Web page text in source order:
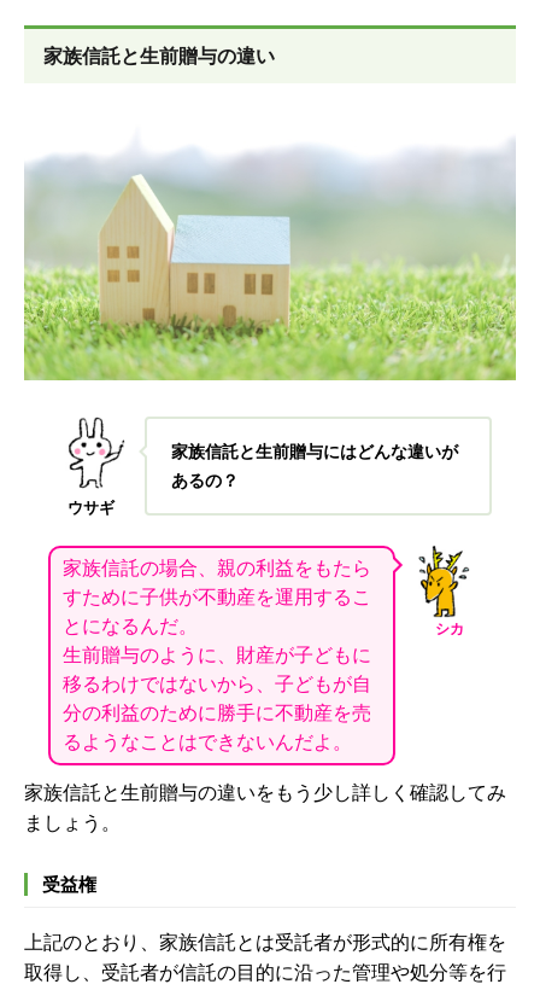
家族信託と生前贈与の違い
ウサギ
家族信託と生前贈与にはどんな違いが
あるの？
シカ
家族信託の場合、親の利益をもたら
すために子供が不動産を運用するこ
とになるんだ。
生前贈与のように、財産が子どもに
移るわけではないから、子どもが自
分の利益のために勝手に不動産を売
るようなことはできないんだよ。
家族信託と生前贈与の違いをもう少し詳しく確認してみ
ましょう。
受益権
上記のとおり、 家族信託とは受託者が形式的に所有権を
取得し、受託者が信託の目的に沿った管理や処分等を行